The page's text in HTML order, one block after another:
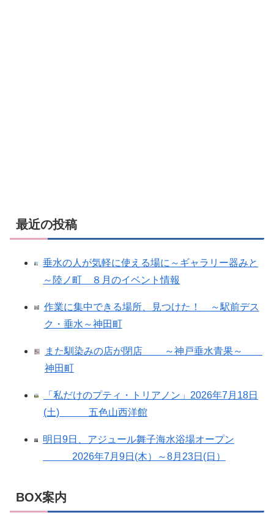
最近の投稿
垂水の人が気軽に使える場に～ギャラリー器みと
～陸ノ町 ８月のイベント情報
作業に集中できる場所、見つけた！ ～駅前デス
ク・垂水～神田町
また馴染みの店が閉店 ～神戸垂水青果～
神田町
「私だけのプティ・トリアノン」2026年7月18日
(土) 五色山西洋館
明日9日、アジュール舞子海水浴場オープン
2026年7月9日(木）～8月23日(日）
BOX案内